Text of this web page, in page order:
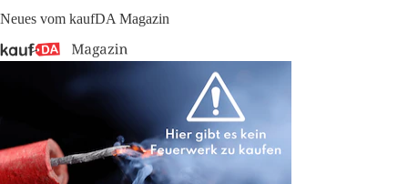
Neues vom kaufDA Magazin